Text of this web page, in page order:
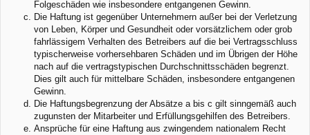
Folgeschäden wie insbesondere entgangenen Gewinn.
Die Haftung ist gegenüber Unternehmern außer bei der Verletzung
von Leben, Körper und Gesundheit oder vorsätzlichem oder grob
fahrlässigem Verhalten des Betreibers auf die bei Vertragsschluss
typischerweise vorhersehbaren Schäden und im Übrigen der Höhe
nach auf die vertragstypischen Durchschnittsschäden begrenzt.
Dies gilt auch für mittelbare Schäden, insbesondere entgangenen
Gewinn.
Die Haftungsbegrenzung der Absätze a bis c gilt sinngemäß auch
zugunsten der Mitarbeiter und Erfüllungsgehilfen des Betreibers.
Ansprüche für eine Haftung aus zwingendem nationalem Recht